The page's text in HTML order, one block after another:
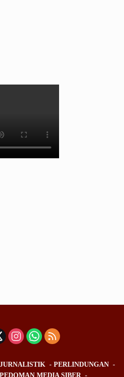
PERLINDUNGAN
PEDOMAN MEDIA SIBER